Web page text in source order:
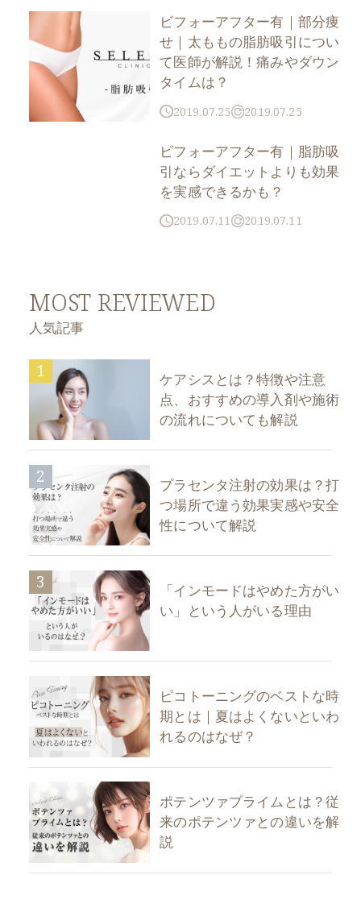
ビフォーアフター有｜部分痩
せ｜太ももの脂肪吸引につい
て医師が解説！痛みやダウン
タイムは？
2019.07.25 2019.07.25
ビフォーアフター有｜脂肪吸
引ならダイエットよりも効果
を実感できるかも？
2019.07.11 2019.07.11
MOST REVIEWED
人気記事
1
ケアシスとは？特徴や注意
点、おすすめの導入剤や施術
の流れについても解説
2
プラセンタ注射の効果は？打
つ場所で違う効果実感や安全
性について解説
3
「インモードはやめた方がい
い」という人がいる理由
ピコトーニングのベストな時
期とは｜夏はよくないといわ
れるのはなぜ？
ポテンツァプライムとは？従
来のポテンツァとの違いを解
説